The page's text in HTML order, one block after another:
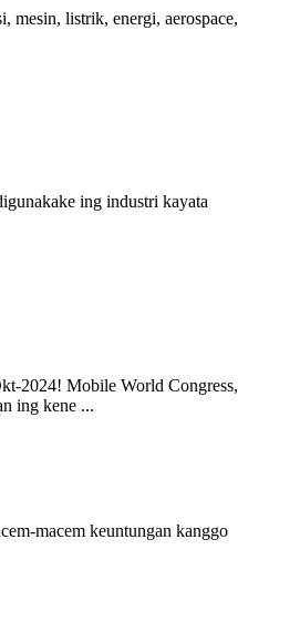
mesin, listrik, energi, aerospace,
ing industri kayata
2024! Mobile World Congress,
ing kene ...
macem keuntungan kanggo